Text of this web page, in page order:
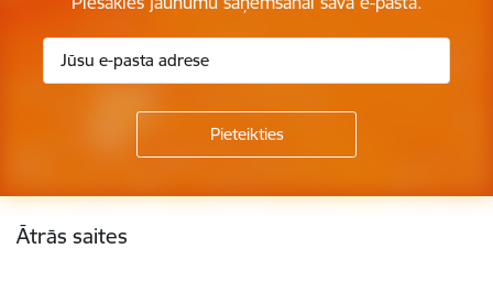
Kājene
Ātrās saites